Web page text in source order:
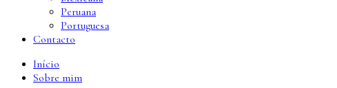
Peruana
Portuguesa
Contacto
Início
Sobre mim